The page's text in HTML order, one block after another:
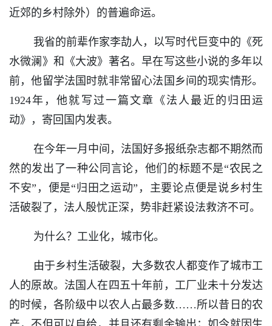
近郊的乡村除外）的普遍命运。
我省的前辈作家李劼人，以写时代巨变中的《死
水微澜》和《大波》著名。早在写这些小说的多年以
前，他留学法国时就非常留心法国乡间的现实情形。
1924年，他就写过一篇文章《法人最近的归田运
动》，寄回国内发表。
在今年一月中间，法国好多报纸杂志都不期然而
然的发出了一种公同言论，他们的标题不是“农民之
不安”，便是“归田之运动”，主要论点便是说乡村生
活破裂了，法人殷忧正深，势非赶紧设法救济不可。
为什么？工业化，城市化。
由于乡村生活破裂，大多数农人都变作了城市工
人的原故。法国人在四五十年前，工厂业未十分发达
的时候，各阶级中以农人占最多数……所以昔日的农